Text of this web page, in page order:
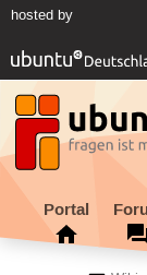
hosted by
Portal